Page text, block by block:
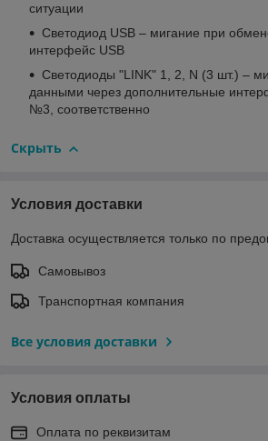
ситуации
Светодиод USB – мигание при
интерфейс USB
Светодиоды "LINK" 1, 2, N (3 шт.) –
данными через дополнительные
№3, соответственно
Скрыть
Условия доставки
Доставка осуществляется только по
Самовывоз
Транспортная компания
Все условия доставки
Условия оплаты
Оплата по реквизитам